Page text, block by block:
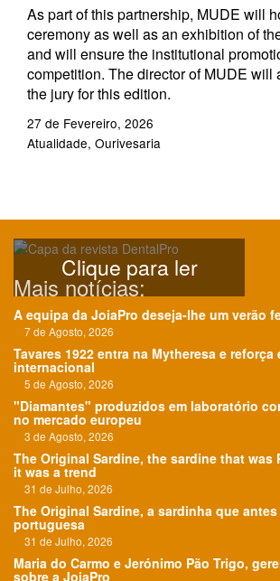
As part of this partnership, MUDE will
ceremony as well as an exhibition of
and will ensure the institutional
competition. The director of MUDE will
the jury for this edition.
27 de Fevereiro, 2026
Atualidade Ourivesaria
Clique para ler
Mais notícias:
A equipa da JoiaPro deseja-lhe um verão
7 de Agosto, 2026
Tavares 1922 entra na Mytheresa e reforça
internacional
5 de Agosto, 2026
"Diamantes" produzidos em laboratório
no mercado europeu
3 de Agosto, 2026
The Original Sardine, the sardine that was
it was a trend
31 de Julho, 2026
The Original Sardine, a sardinha que
portuguesa
31 de Julho, 2026
Maria do Carmo e Jerónimo Pão Trigo,
sobre a JoiaPro